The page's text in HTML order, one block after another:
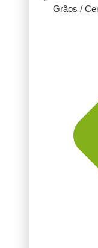
Grãos /